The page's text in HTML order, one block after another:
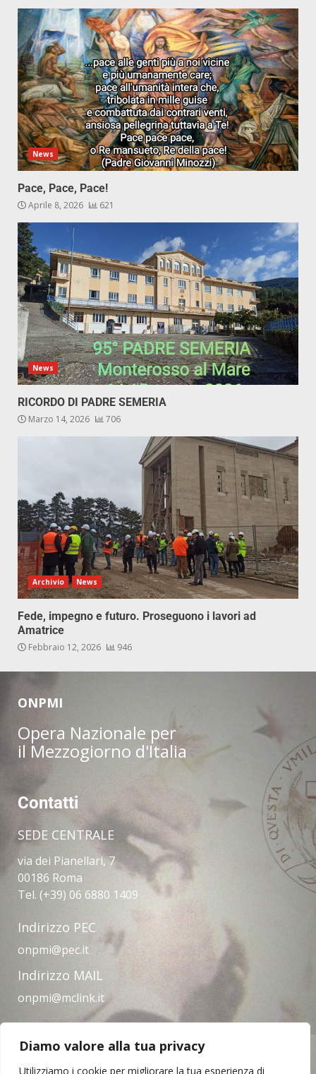
Diamo valore alla tua privacy
Utilizziamo i cookie per migliorare la tua esperienza di
News
Pace, Pace, Pace!
Aprile 8, 2026 621
News
RICORDO DI PADRE SEMERIA
Marzo 14, 2026 706
Archivio News
Fede, impegno e futuro. Proseguono i lavori ad
Amatrice
Febbraio 12, 2026 946
ONPMI
Opera Nazionale per
il Mezzogiorno d'Italia
Contatti
SEDE CENTRALE
via dei Pianellari, 7
00186 Roma
Tel. (+39) 06 6880 1409
Indirizzo PEC
onpmi@pec.it
Indirizzo MAIL
onpmi@mclink.it
Amministrazione trasparente
Privacy Policy
Note legali
Contatti